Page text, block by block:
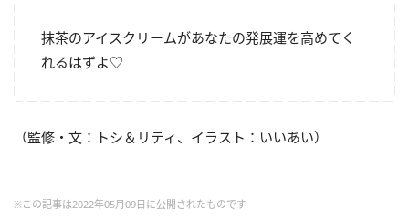
抹茶のアイスクリームがあなたの発展運を高めてく
れるはずよ♡
（監修・文：トシ＆リティ、イラスト：いいあい）
※この記事は2022年05月09日に公開されたものです